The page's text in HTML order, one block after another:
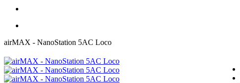
airMAX - NanoStation 5AC Loco